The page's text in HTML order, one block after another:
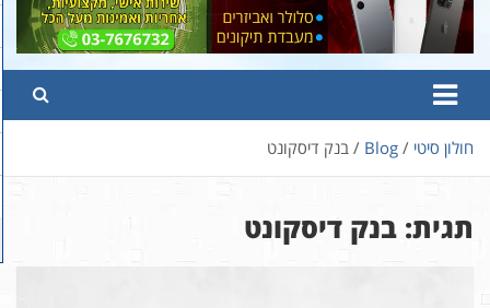
חולון סיטי Blog בנק דיסקונט
תגית: בנק דיסקונט